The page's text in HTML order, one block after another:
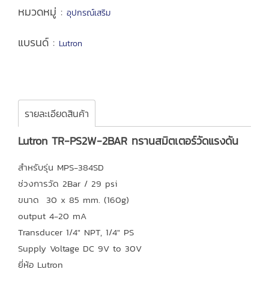
หมวดหมู่ : อุปกรณ์เสริม
แบรนด์ : Lutron
รายละเอียดสินค้า
Lutron TR-PS2W-2BAR ทรานสมิตเตอร์วัดแรงดัน
สำหรับรุ่น MPS-384SD
ช่วงการวัด 2Bar / 29 psi
ขนาด 30 x 85 mm. (160g)
output 4-20 mA
Transducer 1/4" NPT, 1/4" PS
Supply Voltage DC 9V to 30V
ยี่ห้อ Lutron